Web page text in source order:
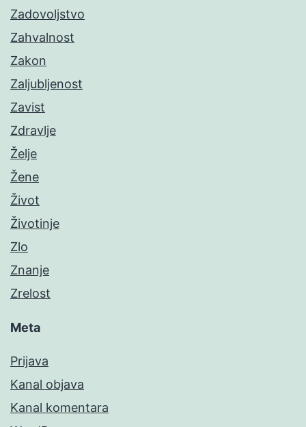
Zadovoljstvo
Zahvalnost
Zakon
Zaljubljenost
Zavist
Zdravlje
Želje
Žene
Život
Životinje
Zlo
Znanje
Zrelost
Meta
Prijava
Kanal objava
Kanal komentara